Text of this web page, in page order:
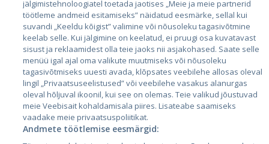
Латвия
Литва
City24.lv
CVbankas.lt
jälgimistehnoloogiatel toetada jaotises „Meie ja meie partnerid
töötleme andmeid esitamiseks” näidatud eesmärke, sellal kui
suvandi „Keeldu kõigist” valimine või nõusoleku tagasivõtmine
keelab selle. Kui jälgimine on keelatud, ei pruugi osa kuvatavast
sisust ja reklaamidest olla teie jaoks nii asjakohased. Saate selle
menüü igal ajal oma valikute muutmiseks või nõusoleku
tagasivõtmiseks uuesti avada, klõpsates veebilehe allosas oleval
lingil „Privaatsuseelistused” või veebilehe vasakus alanurgas
oleval hõljuval ikoonil, kui see on olemas. Teie valikud jõustuvad
meie Veebisait kohaldamisala piires. Lisateabe saamiseks
vaadake meie privaatsuspoliitikat.
Andmete töötlemise eesmärgid: